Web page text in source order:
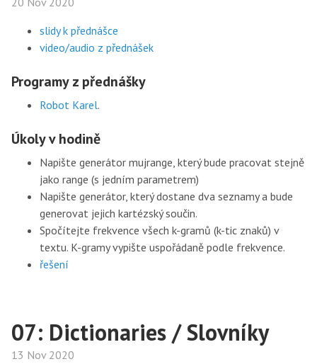
slidy k přednášce
video/audio z přednášek
Programy z přednášky
Robot Karel.
Úkoly v hodině
Napište generátor mujrange, který bude pracovat stejně
jako range (s jedním parametrem)
Napište generátor, který dostane dva seznamy a bude
generovat jejich kartézský součin.
Spočítejte frekvence všech k-gramů (k-tic znaků) v
textu. K-gramy vypište uspořádaně podle frekvence.
řešení
07: Dictionaries / Slovníky
13 Nov 2020